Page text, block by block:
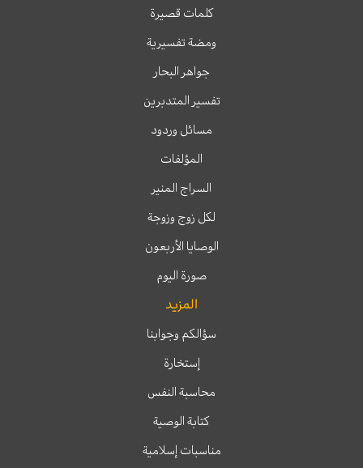
كلمات قصيرة
ومضة تفسيرية
جواهر البحار
تفسير المتدبرين
مسائل وردود
المؤلفات
السراج المنير
لكل زوج وزوجة
الوصايا الأربعون
صورة اليوم
المزيد
سؤالكم وجوابنا
إستخارة
محاسبة النفس
كتابة الوصية
مناسبات إسلامية